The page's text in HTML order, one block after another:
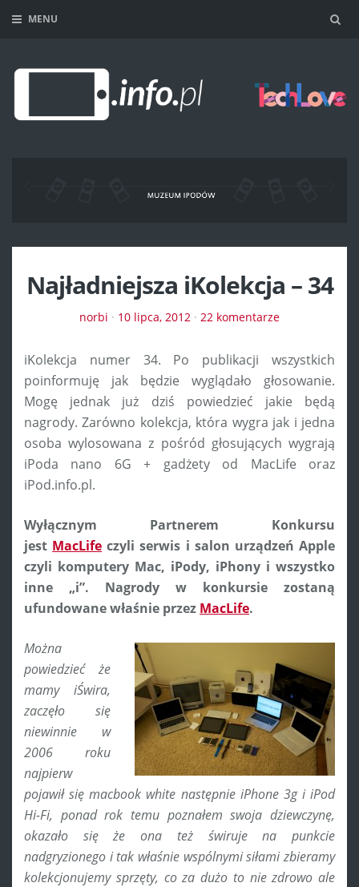
MENU
Najładniejsza iKolekcja – 34
norbi · 10 lipca, 2012 · 22 komentarze
iKolekcja numer 34. Po publikacji wszystkich
poinformuję jak będzie wyglądało głosowanie.
Mogę jednak już dziś powiedzieć jakie będą
nagrody. Zarówno kolekcja, która wygra jak i jedna
osoba wylosowana z pośród głosujących wygrają
iPoda nano 6G + gadżety od MacLife oraz
iPod.info.pl.
Wyłącznym Partnerem Konkursu
jest MacLife czyli serwis i salon urządzeń Apple
czyli komputery Mac, iPody, iPhony i wszystko
inne „i”. Nagrody w konkursie zostaną
ufundowane właśnie przez MacLife.
Można
powiedzieć że
mamy iŚwira,
zaczęło się
niewinnie w
2006 roku
najpierw
pojawił się macbook white następnie iPhone 3g i iPod
Hi-Fi, ponad rok temu poznałem swoja dziewczynę,
okazało się że ona też świruje na punkcie
nadgryzionego i tak właśnie wspólnymi siłami zbieramy
kolekcjonujemy sprzęty, co za dużo to nie zdrowo ale